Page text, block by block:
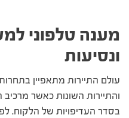
מענה טלפוני
ונסיעות
עולם התיירות מתאפיין
והתיירות השונות כאשר
בסדר העדיפויות של הלקוח.